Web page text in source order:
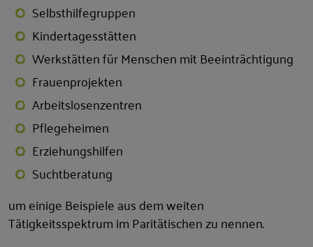
Selbsthilfegruppen
Kindertagesstätten
Werkstätten für Menschen mit Beeinträchtigung
Frauenprojekten
Arbeitslosenzentren
Pflegeheimen
Erziehungshilfen
Suchtberatung
um einige Beispiele aus dem weiten
Tätigkeitsspektrum im Paritätischen zu nennen.